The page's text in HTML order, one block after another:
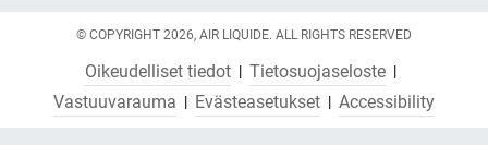
© COPYRIGHT 2026, AIR LIQUIDE. ALL RIGHTS RESERVED
Oikeudelliset tiedot
Tietosuojaseloste
Vastuuvarauma
Evästeasetukset Accessibility